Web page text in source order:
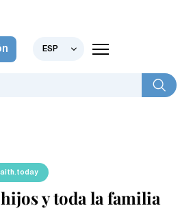
ESP
y toda la familia